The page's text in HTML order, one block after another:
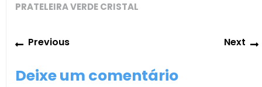
PRATELEIRA VERDE CRISTAL
Navegação
de
Post
PreviousPrevious
Next
Deixe um comentário